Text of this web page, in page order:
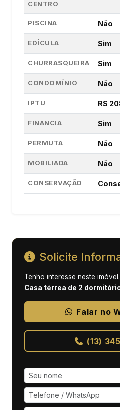
CENTRO
PISCINA Não
EDÍCULA Sim
CHURRASQUEIRA Sim
CONDOMÍNIO Não
IPTU R$
FINANCIA Sim
PERMUTA Não
MOBILIADA Não
CONSERVAÇÃO
Solicite
Tenho interesse neste
Casa térrea de 2
Falar no
(13)